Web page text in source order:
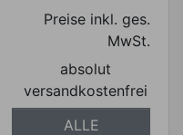
Preise inkl. ges.
MwSt.
absolut
versandkostenfrei
ALLE